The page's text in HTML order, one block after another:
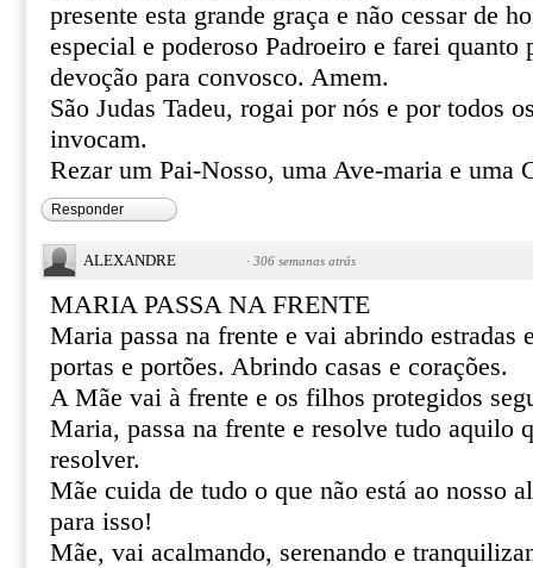
presente esta grande graça e não cessar de
especial e poderoso Padroeiro e farei quanto
devoção para convosco. Amem.
São Judas Tadeu, rogai por nós e por todos
invocam.
Rezar um Pai-Nosso, uma Ave-maria e uma
Responder
ALEXANDRE · 306 semanas atrás
MARIA PASSA NA FRENTE
Maria passa na frente e vai abrindo estradas
portas e portões. Abrindo casas e corações.
A Mãe vai à frente e os filhos protegidos
Maria, passa na frente e resolve tudo aquilo
resolver.
Mãe cuida de tudo o que não está ao nosso
para isso!
Mãe, vai acalmando, serenando e